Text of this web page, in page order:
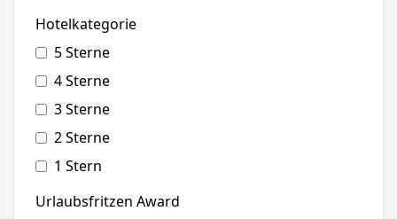
Hotelkategorie
5 Sterne
4 Sterne
3 Sterne
2 Sterne
1 Stern
Urlaubsfritzen Award